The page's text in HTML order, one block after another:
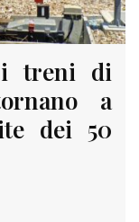
i treni di
a
dei 50